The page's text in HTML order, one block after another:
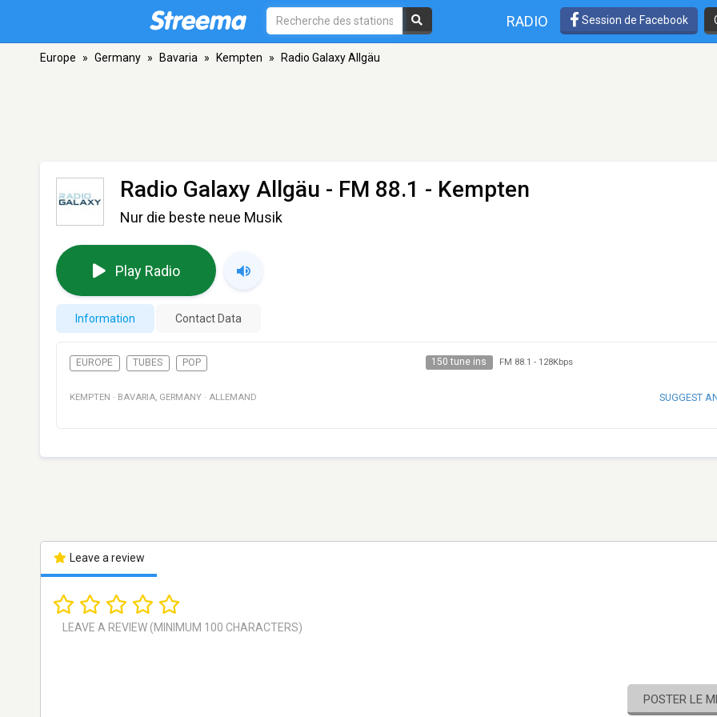
RADIO Session de Facebook
Europe » Germany » Bavaria » Kempten » Radio Galaxy Allgäu
Radio Galaxy Allgäu - FM 88.1 - Kempten
Nur die beste neue Musik
Play Radio
Information Contact Data
EUROPE TUBES POP 150 tune ins FM 88.1 - 128Kbps
KEMPTEN · BAVARIA, GERMANY · ALLEMAND SUGGEST
Leave a review
POSTER LE